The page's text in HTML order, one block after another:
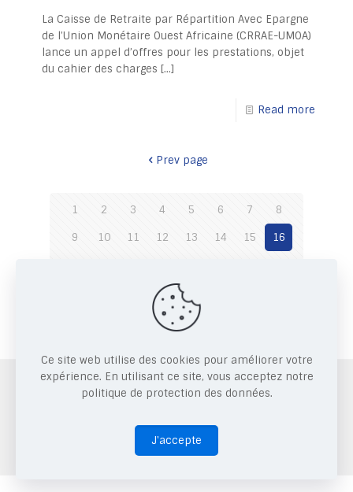
La Caisse de Retraite par Répartition Avec Epargne
de l’Union Monétaire Ouest Africaine (CRRAE-UMOA)
lance un appel d’offres pour les prestations, objet
du cahier des charges […]
Read more
Prev page
1 2 3 4 5 6 7 8
9 10 11 12 13 14 15 16
25
Next page
Copyright © 2026 CRRAE.
Ce site web utilise des cookies pour améliorer votre
expérience. En utilisant ce site, vous acceptez notre
politique de protection des données.
J'accepte